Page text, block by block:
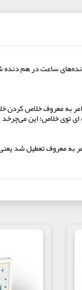
ساعت در هم
به معروف خلاص کردن
ای توی خلاص؛ این
معروف تعطیل شد